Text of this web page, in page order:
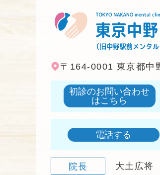
〒164-0001 東京都中
初診のお問い合わせ
はこちら
電話する
院長 大土広将